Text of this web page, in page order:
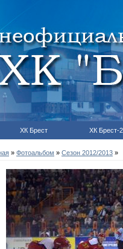
ХК Брест ХК Брест-2
» Фотоальбом » Сезон 2012/2013 »